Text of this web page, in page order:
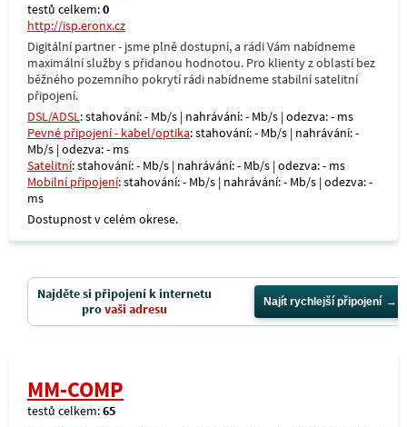
testů celkem:0
http://isp.eronx.cz
Digitální partner - jsme plně dostupní, a rádi Vám nabídneme
maximální služby s přidanou hodnotou. Pro klienty z oblastí bez
běžného pozemního pokrytí rádi nabídneme stabilní satelitní
připojení.
DSL/ADSL: stahování: - Mb/s | nahrávání: - Mb/s | odezva: - ms
Pevné připojení - kabel/optika: stahování: - Mb/s | nahrávání: -
Mb/s | odezva: - ms
Satelitní: stahování: - Mb/s | nahrávání: - Mb/s | odezva: - ms
Mobilní připojení: stahování: - Mb/s | nahrávání: - Mb/s | odezva: -
ms
Dostupnost v celém okrese.
Najděte si připojení k internetu
provaši adresu Najít rychlejší připojení
MM-COMP
testů celkem:65